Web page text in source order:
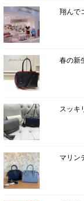
翔んで
春の新
スッキ
マリン